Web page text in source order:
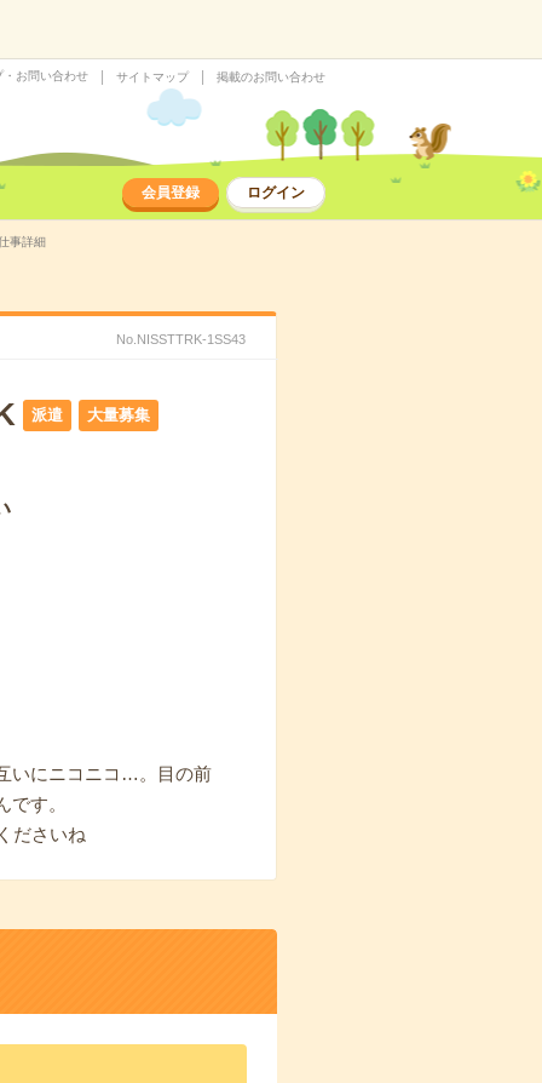
・お問い合わせ サイトマップ 掲載のお問い合わせ
会員登録 ログイン
事詳細
No.NISSTTRK-1SS43
派遣 大量募集
いにニコニコ…。目の前
す。
ださいね